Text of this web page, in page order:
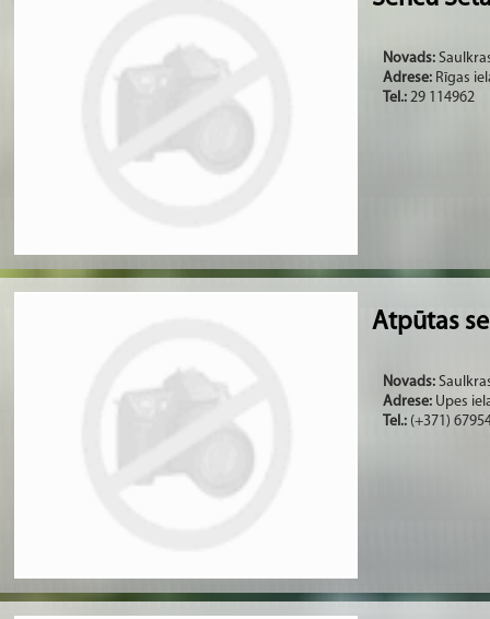
Novads:
Adrese: Rīgas
Tel.: 29 114962
Atpūtas
Novads:
Adrese: Upes
Tel.: (+371)